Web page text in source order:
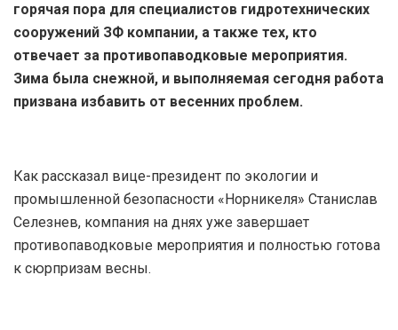
горячая пора для специалистов гидротехнических
сооружений ЗФ компании, а также тех, кто
отвечает за противопаводковые мероприятия.
Зима была снежной, и выполняемая сегодня работа
призвана избавить от весенних проблем.
Как рассказал вице-президент по экологии и
промышленной безопасности «Норникеля» Станислав
Селезнев, компания на днях уже завершает
противопаводковые мероприятия и полностью готова
к сюрпризам весны.